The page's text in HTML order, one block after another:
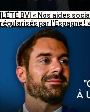
[L’ÉTÉ BV] « Nos aides
régularisés par l’Espagne ! »